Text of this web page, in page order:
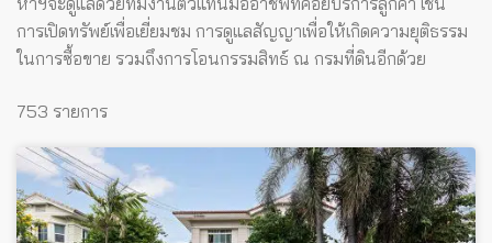
การเปิดทรัพย์เพื่อเยี่ยมชม การดูแลสัญญาเพื่อให้เกิดความยุติธรรม
ในการซื้อขาย รวมถึงการโอนกรรมสิทธ์ ณ กรมที่ดินอีกด้วย
753 รายการ